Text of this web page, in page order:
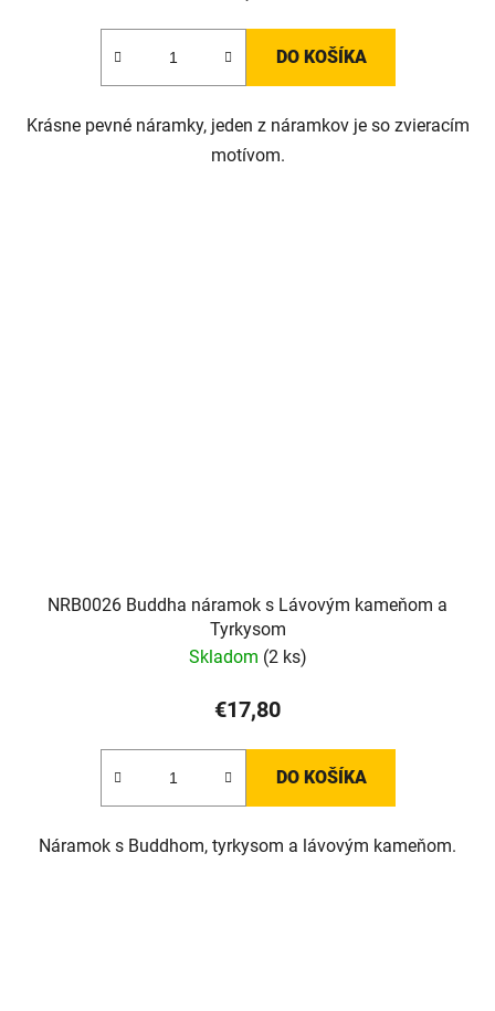
DO KOŠÍKA
Krásne pevné náramky, jeden z náramkov je so zvieracím
motívom.
NRB0026 Buddha náramok s Lávovým kameňom a
Tyrkysom
Skladom (2 ks)
€17,80
DO KOŠÍKA
Náramok s Buddhom, tyrkysom a lávovým kameňom.